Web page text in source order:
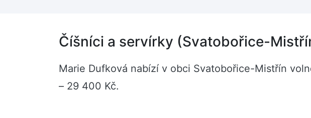
Číšníci a servírky (Svatobořice-
Marie Dufková nabízí v obci Svatobořice-Mistřín
– 29 400 Kč.